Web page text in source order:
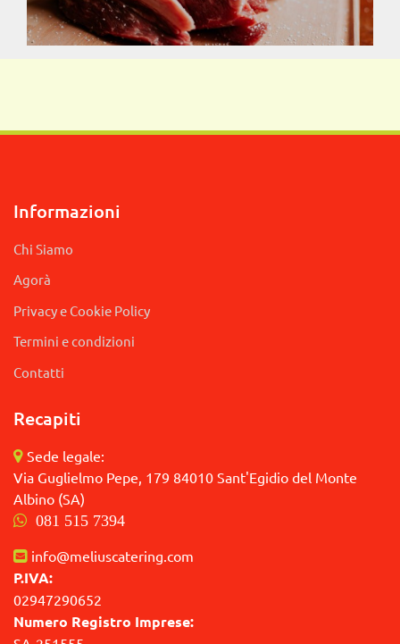
Informazioni
Chi Siamo
Agorà
Privacy e Cookie Policy
Termini e condizioni
Contatti
Recapiti
Sede legale:
Via Guglielmo Pepe, 179 84010 Sant'Egidio del Monte
Albino (SA)
081 515 7394
info@meliuscatering.com
P.IVA:
02947290652
Numero Registro Imprese: